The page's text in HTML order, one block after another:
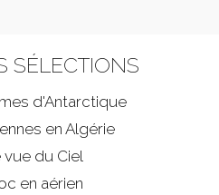
SÉLECTIONS
d'Antarctique
en Algérie
du Ciel
en aérien